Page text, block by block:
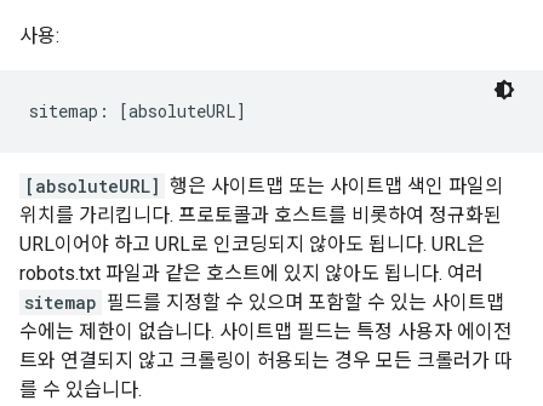
사용:
sitemap: [absoluteURL]
[absoluteURL] 행은 사이트맵 또는 사이트맵 색인 파일의
위치를 가리킵니다. 프로토콜과 호스트를 비롯하여 정규화된
URL이어야 하고 URL로 인코딩되지 않아도 됩니다. URL은
robots.txt 파일과 같은 호스트에 있지 않아도 됩니다. 여러
sitemap 필드를 지정할 수 있으며 포함할 수 있는 사이트맵
수에는 제한이 없습니다. 사이트맵 필드는 특정 사용자 에이전
트와 연결되지 않고 크롤링이 허용되는 경우 모든 크롤러가 따
를 수 있습니다.